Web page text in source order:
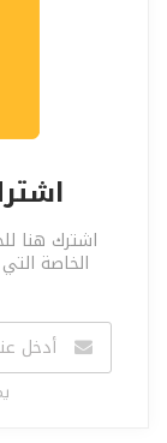
اشترك هنا
الخاصة